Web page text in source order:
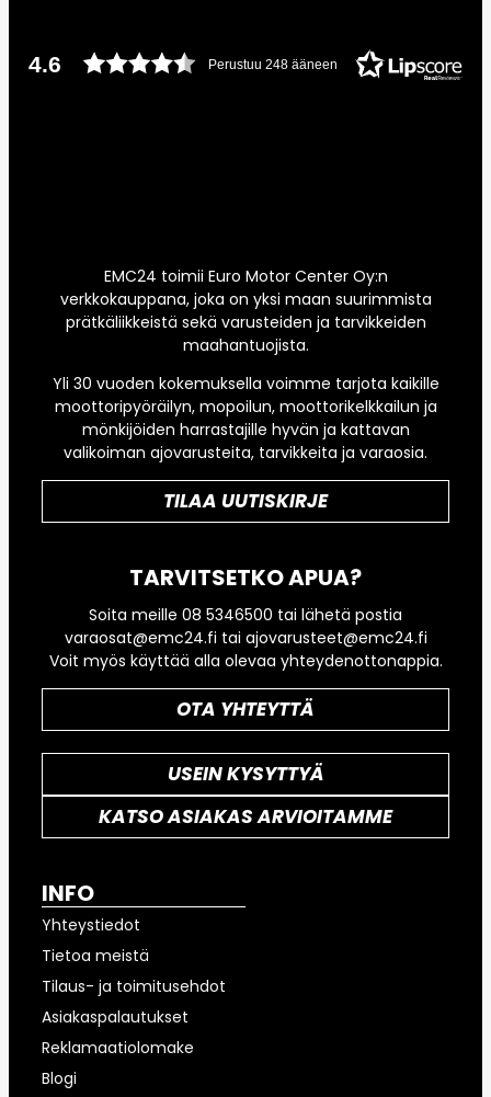
4.6 Perustuu 248 ääneen
EMC24 toimii Euro Motor Center Oy:n
verkkokauppana, joka on yksi maan suurimmista
prätkäliikkeistä sekä varusteiden ja tarvikkeiden
maahantuojista.
Yli 30 vuoden kokemuksella voimme tarjota kaikille
moottoripyöräilyn, mopoilun, moottorikelkkailun ja
mönkijöiden harrastajille hyvän ja kattavan
valikoiman ajovarusteita, tarvikkeita ja varaosia.
TILAA UUTISKIRJE
TARVITSETKO APUA?
Soita meille 08 5346500 tai lähetä postia
varaosat@emc24.fi tai ajovarusteet@emc24.fi
Voit myös käyttää alla olevaa yhteydenottonappia.
OTA YHTEYTTÄ
USEIN KYSYTTYÄ
KATSO ASIAKAS ARVIOITAMME
INFO
Yhteystiedot
Tietoa meistä
Tilaus- ja toimitusehdot
Asiakaspalautukset
Reklamaatiolomake
Blogi